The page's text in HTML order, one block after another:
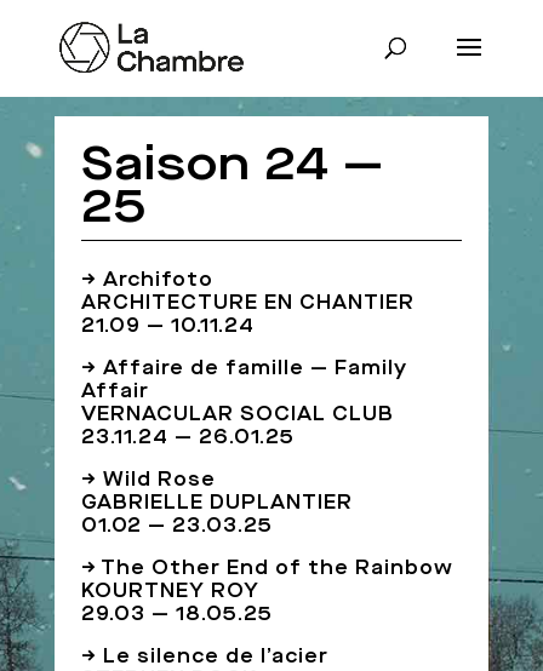
Saison 24 —
25
→ Archifoto
ARCHITECTURE EN CHANTIER
21.09 — 10.11.24
→ Affaire de famille — Family
Affair
VERNACULAR SOCIAL CLUB
23.11.24 — 26.01.25
→ Wild Rose
GABRIELLE DUPLANTIER
01.02 — 23.03.25
→ The Other End of the Rainbow
KOURTNEY ROY
29.03 — 18.05.25
→ Le silence de l’acier